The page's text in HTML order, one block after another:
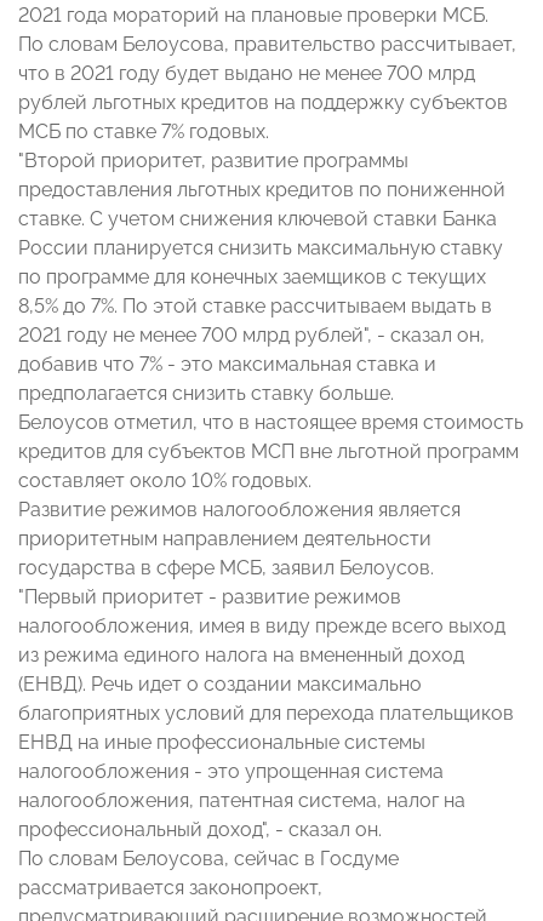
2021 года мораторий на плановые проверки МСБ.
По словам Белоусова, правительство рассчитывает,
что в 2021 году будет выдано не менее 700 млрд
рублей льготных кредитов на поддержку субъектов
МСБ по ставке 7% годовых.
"Второй приоритет, развитие программы
предоставления льготных кредитов по пониженной
ставке. С учетом снижения ключевой ставки Банка
России планируется снизить максимальную ставку
по программе для конечных заемщиков с текущих
8,5% до 7%. По этой ставке рассчитываем выдать в
2021 году не менее 700 млрд рублей", - сказал он,
добавив что 7% - это максимальная ставка и
предполагается снизить ставку больше.
Белоусов отметил, что в настоящее время стоимость
кредитов для субъектов МСП вне льготной программ
составляет около 10% годовых.
Развитие режимов налогообложения является
приоритетным направлением деятельности
государства в сфере МСБ, заявил Белоусов.
"Первый приоритет - развитие режимов
налогообложения, имея в виду прежде всего выход
из режима единого налога на вмененный доход
(ЕНВД). Речь идет о создании максимально
благоприятных условий для перехода плательщиков
ЕНВД на иные профессиональные системы
налогообложения - это упрощенная система
налогообложения, патентная система, налог на
профессиональный доход", - сказал он.
По словам Белоусова, сейчас в Госдуме
рассматривается законопроект,